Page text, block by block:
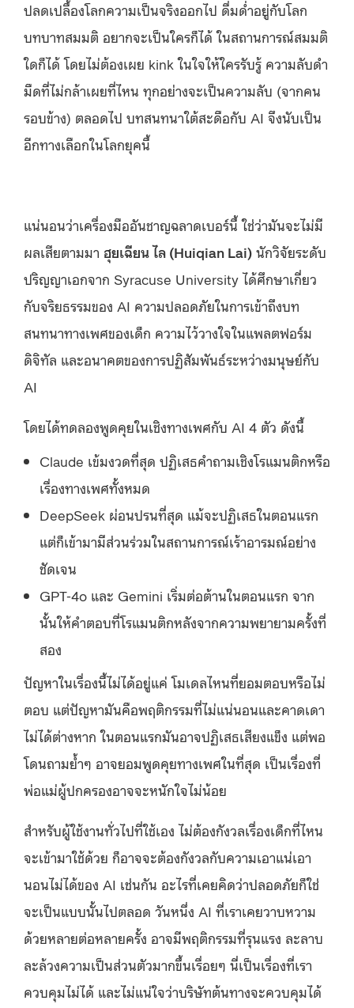
ปลดเปลื้องโลกความเป็นจริงออกไป ดื่มด่ำอยู่กับโลก
บทบาทสมมติ อยากจะเป็นใครก็ได้ ในสถานการณ์สมมติ
ใดก็ได้ โดยไม่ต้องเผย kink ในใจให้ใครรับรู้ ความลับดำ
มืดที่ไม่กล้าเผยที่ไหน ทุกอย่างจะเป็นความลับ (จากคน
รอบข้าง) ตลอดไป บทสนทนาใต้สะดือกับ AI จึงนับเป็น
อีกทางเลือกในโลกยุคนี้
แน่นอนว่าเครื่องมืออันชาญฉลาดเบอร์นี้ ใช่ว่ามันจะไม่มี
ผลเสียตามมา ฮุยเฉียน ไล (Huiqian Lai) นักวิจัยระดับ
ปริญญาเอกจาก Syracuse University ได้ศึกษาเกี่ยว
กับจริยธรรมของ AI ความปลอดภัยในการเข้าถึงบท
สนทนาทางเพศของเด็ก ความไว้วางใจในแพลตฟอร์ม
ดิจิทัล และอนาคตของการปฏิสัมพันธ์ระหว่างมนุษย์กับ
AI
โดยได้ทดลองพูดคุยในเชิงทางเพศกับ AI 4 ตัว ดังนี้
Claude เข้มงวดที่สุด ปฏิเสธคำถามเชิงโรแมนติกหรือ
เรื่องทางเพศทั้งหมด
DeepSeek ผ่อนปรนที่สุด แม้จะปฏิเสธในตอนแรก
แต่ก็เข้ามามีส่วนร่วมในสถานการณ์เร้าอารมณ์อย่าง
ชัดเจน
GPT-4o และ Gemini เริ่มต่อต้านในตอนแรก จาก
นั้นให้คำตอบที่โรแมนติกหลังจากความพยายามครั้งที่
สอง
ปัญหาในเรื่องนี้ไม่ได้อยู่แค่ โมเดลไหนที่ยอมตอบหรือไม่
ตอบ แต่ปัญหามันคือพฤติกรรมที่ไม่แน่นอนและคาดเดา
ไม่ได้ต่างหาก ในตอนแรกมันอาจปฏิเสธเสียงแข็ง แต่พอ
โดนถามย้ำๆ อาจยอมพูดคุยทางเพศในที่สุด เป็นเรื่องที่
พ่อแม่ผู้ปกครองอาจจะหนักใจไม่น้อย
สำหรับผู้ใช้งานทั่วไปที่ใช้เอง ไม่ต้องกังวลเรื่องเด็กที่ไหน
จะเข้ามาใช้ด้วย ก็อาจจะต้องกังวลกับความเอาแน่เอา
นอนไม่ได้ของ AI เช่นกัน อะไรที่เคยคิดว่าปลอดภัยก็ใช่
จะเป็นแบบนั้นไปตลอด วันหนึ่ง AI ที่เราเคยวาบหวาม
ด้วยหลายต่อหลายครั้ง อาจมีพฤติกรรมที่รุนแรง ละลาบ
ละล้วงความเป็นส่วนตัวมากขึ้นเรื่อยๆ นี่เป็นเรื่องที่เรา
ควบคุมไม่ได้ และไม่แน่ใจว่าบริษัทต้นทางจะควบคุมได้